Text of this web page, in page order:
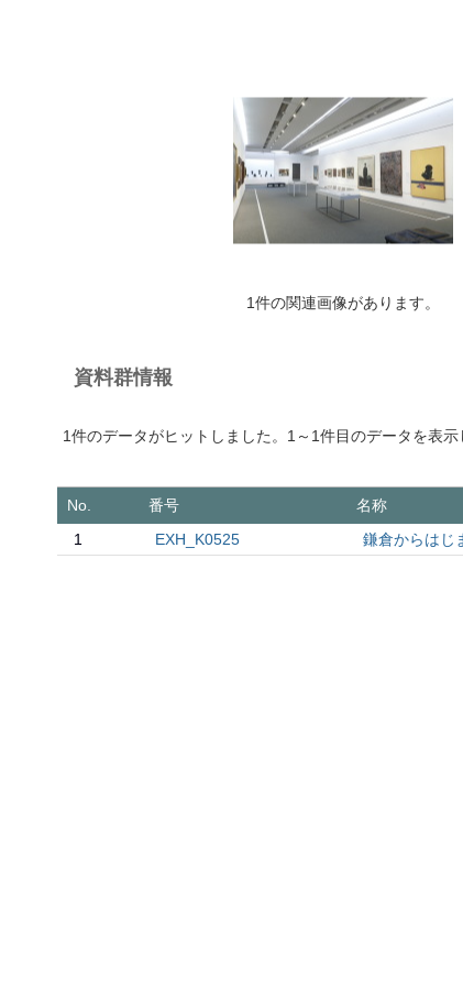
1件の関連画像があります。
資料群情報
1件のデータがヒットしました。1～1件目のデータを表示
No. 番号
名称
1
EXH_K0525 鎌倉からはじ